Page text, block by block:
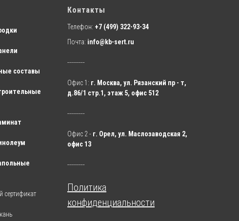
составы
сертификат
Контакты
Телефон: +7 (499) 322-93-34
Почта: info@kb-sert.ru
---------
Офис 1: г. Москва, ул. Рязанский пр - т,
д.86/1 стр.1, этаж 5, офис 512
---------
Офис 2 - г. Орел, ул. Маслозаводская 2,
офис 13
---------
Политика
конфиденциальности